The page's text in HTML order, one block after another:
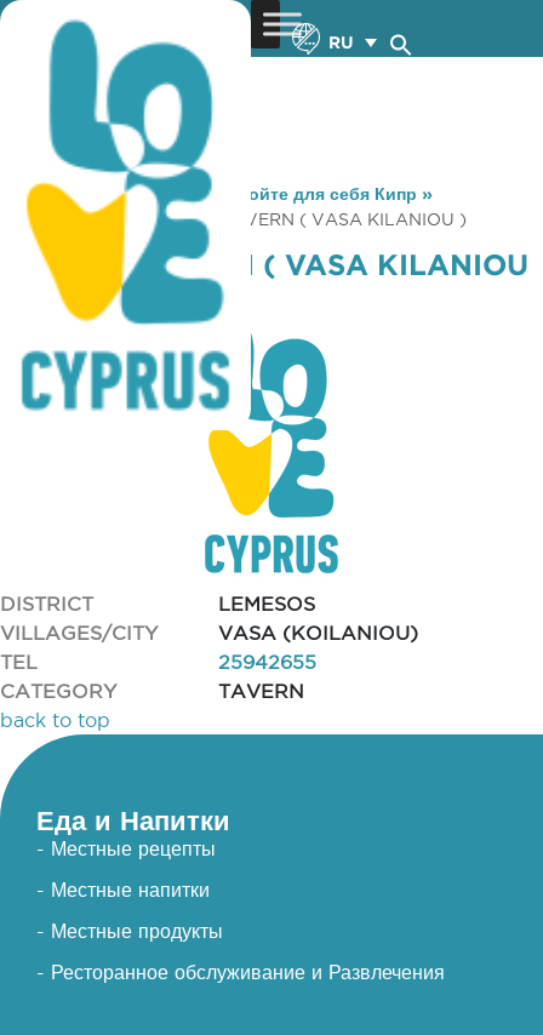
RU
You are here: Home »Откройте для себя Кипр »
Gastronomy
» PYRKOS TAVERN ( VASA KILANIOU )
PYRKOS TAVERN ( VASA KILANIOU
DISTRICT
LEMESOS
VILLAGES/CITY
VASA (KOILANIOU)
TEL
25942655
CATEGORY
TAVERN
back to top
Еда и Напитки
- Местные рецепты
- Местные напитки
- Местные продукты
- Ресторанное обслуживание и Развлечения